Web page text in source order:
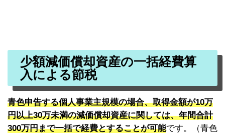
少額減価償却資産の一括経費算
入による節税
青色申告する個人事業主規模の場合、取得金額が10万
円以上30万未満の減価償却資産に関しては、年間合計
300万円まで一括で経費とすることが可能です。（青色